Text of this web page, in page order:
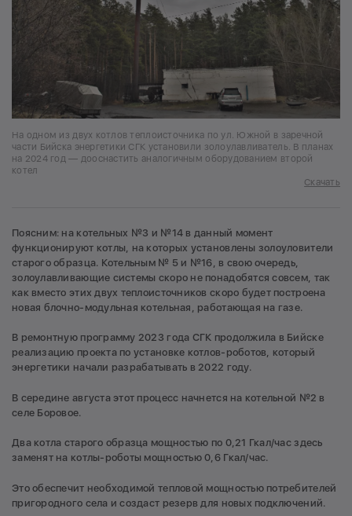
На одном из двух котлов теплоисточника по ул. Южной в заречной
части Бийска энергетики СГК установили золоулавливатель. В планах
на 2024 год — дооснастить аналогичным оборудованием второй
котел
Скачать
Поясним: на котельных №3 и №14 в данный момент
функционируют котлы, на которых установлены золоуловители
старого образца. Котельным № 5 и №16, в свою очередь,
золоулавливающие системы скоро не понадобятся совсем, так
как вместо этих двух теплоисточников скоро будет построена
новая блочно-модульная котельная, работающая на газе.
В ремонтную программу 2023 года СГК продолжила в Бийске
реализацию проекта по установке котлов-роботов, который
энергетики начали разрабатывать в 2022 году.
В середине августа этот процесс начнется на котельной №2 в
селе Боровое.
Два котла старого образца мощностью по 0,21 Гкал/час здесь
заменят на котлы-роботы мощностью 0,6 Гкал/час.
Это обеспечит необходимой тепловой мощностью потребителей
пригородного села и создаст резерв для новых подключений.